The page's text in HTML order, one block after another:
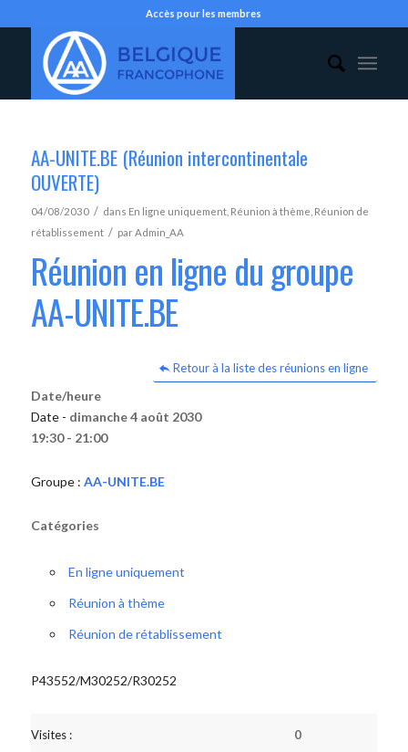
Accès pour les membres
AA-UNITE.BE (Réunion intercontinentale
OUVERTE)
04/08/2030 / dans En ligne uniquement, Réunion à thème Réunion de
rétablissement / parAdmin_AA
Réunion en ligne du groupe
AA-UNITE.BE
Retour à la liste des réunions en ligne
Date/heure
Date - dimanche 4 août 2030
19:30 - 21:00
Groupe : AA-UNITE.BE
Catégories
En ligne uniquement
Réunion à thème
Réunion de rétablissement
P43552/M30252/R30252
Visites : 0